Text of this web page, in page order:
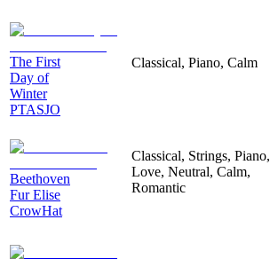
The First
Day of
Winter
PTASJO
Classical, Piano, Calm
Beethoven
Fur Elise
CrowHat
Classical, Strings, Piano,
Love, Neutral, Calm,
Romantic